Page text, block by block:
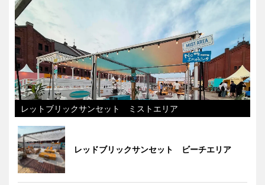
レットブリックサンセット ミストエリア
レッドブリックサンセット ビーチエリア